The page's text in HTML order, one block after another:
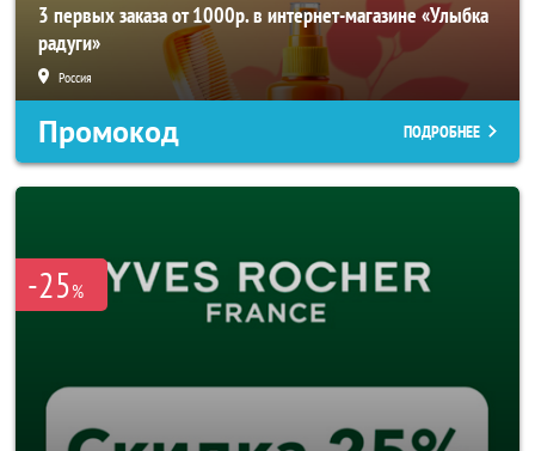
3 первых заказа от 1000р. в интернет-магазине «Улыбка
радуги»
Россия
Промокод ПОДРОБНЕЕ
-25%